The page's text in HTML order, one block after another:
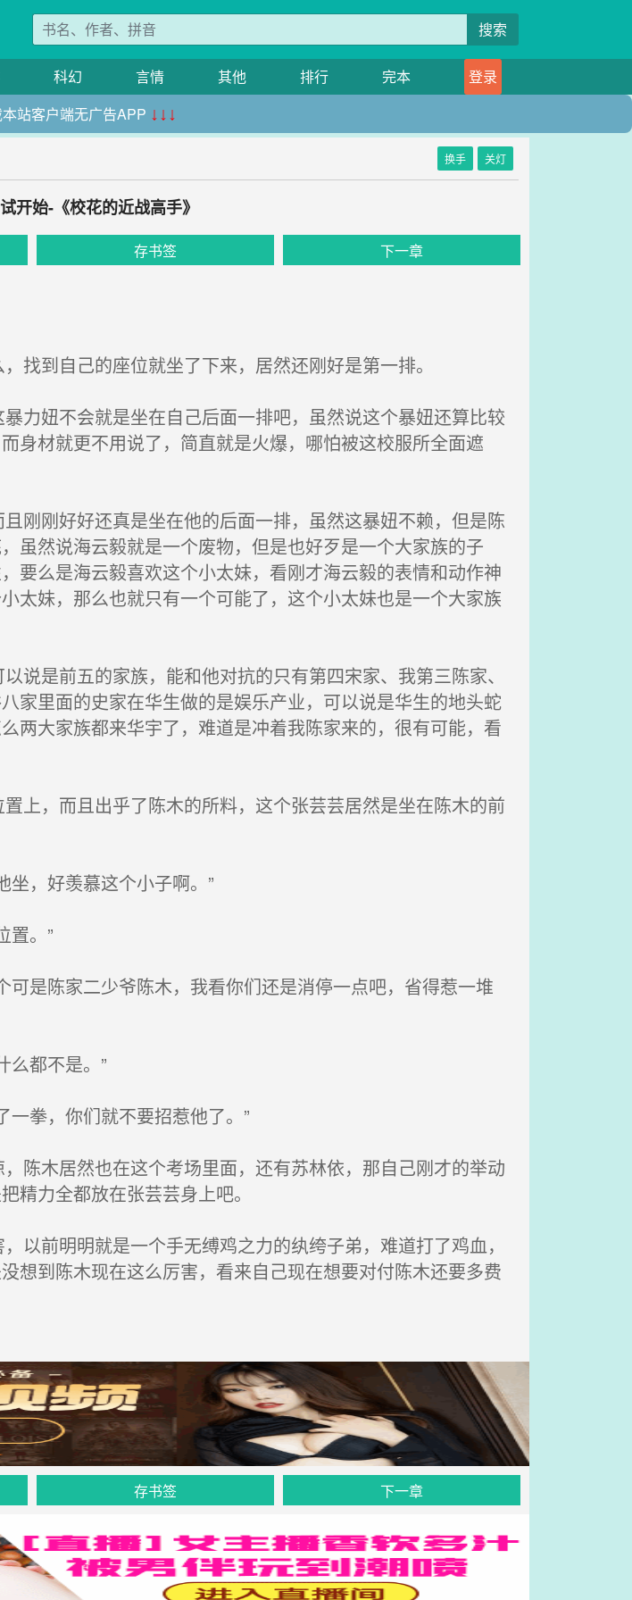
搜索
科幻 言情 其他 排行 完本
登录
站客户端无广告APP ↓↓↓
换手 关灯
开始-《校花的近战高手》
存书签 下一章
到自己的座位就坐了下来，居然还刚好是第一排。
力妞不会就是坐在自己后面一排吧，虽然说这个暴妞还算比较
身材就更不用说了，简直就是火爆，哪怕被这校服所全面遮
刚刚好好还真是坐在他的后面一排，虽然这暴妞不赖，但是陈
虽然说海云毅就是一个废物，但是也好歹是一个大家族的子
要么是海云毅喜欢这个小太妹，看刚才海云毅的表情和动作神
太妹，那么也就只有一个可能了，这个小太妹也是一个大家族
是前五的家族，能和他对抗的只有第四宋家、我第三陈家、
家里面的史家在华生做的是娱乐产业，可以说是华生的地头蛇
两大家族都来华宇了，难道是冲着我陈家来的，很有可能，看
上，而且出乎了陈木的所料，这个张芸芸居然是坐在陈木的前
，好羡慕这个小子啊。”
置。”
是陈家二少爷陈木，我看你们还是消停一点吧，省得惹一堆
么都不是。”
拳，你们就不要招惹他了。”
陈木居然也在这个考场里面，还有苏林依，那自己刚才的举动
精力全都放在张芸芸身上吧。
前明明就是一个手无缚鸡之力的纨绔子弟，难道打了鸡血，
想到陈木现在这么厉害，看来自己现在想要对付陈木还要多费
存书签 下一章